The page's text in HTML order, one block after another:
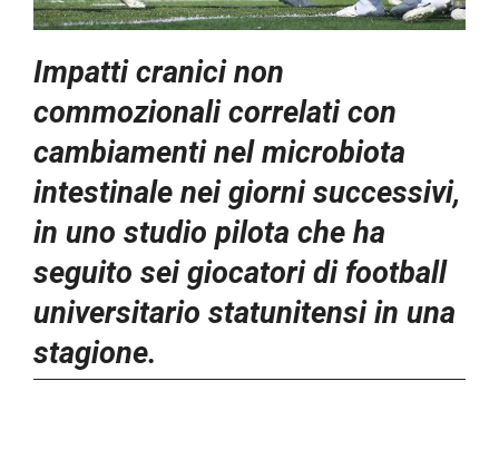
Impatti cranici non
commozionali correlati con
cambiamenti nel microbiota
intestinale nei giorni successivi,
in uno studio pilota che ha
seguito sei giocatori di football
universitario statunitensi in una
stagione.